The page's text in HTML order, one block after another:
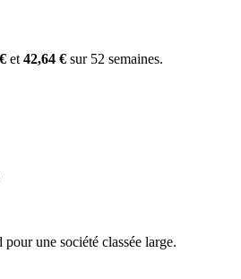
et 42,64 € sur 52 semaines.
une société classée large.